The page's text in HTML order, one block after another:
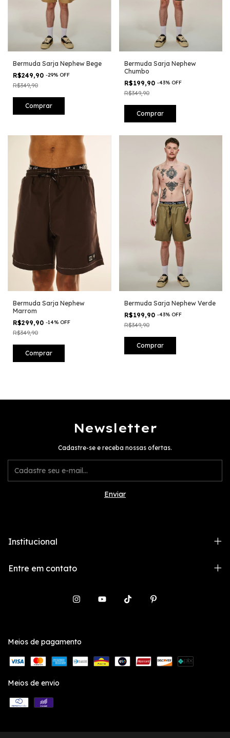
Bermuda Sarja Nephew Bege
R$249,90 -29% OFF
R$349,90
Comprar
Bermuda Sarja Nephew
Chumbo
R$199,90 -43% OFF
R$349,90
Comprar
Bermuda Sarja Nephew
Marrom
R$299,90 -14% OFF
R$349,90
Comprar
Bermuda Sarja Nephew Verde
R$199,90 -43% OFF
R$349,90
Comprar
Newsletter
Cadastre-se e receba nossas ofertas.
Institucional
Entre em contato
Meios de pagamento
Meios de envio